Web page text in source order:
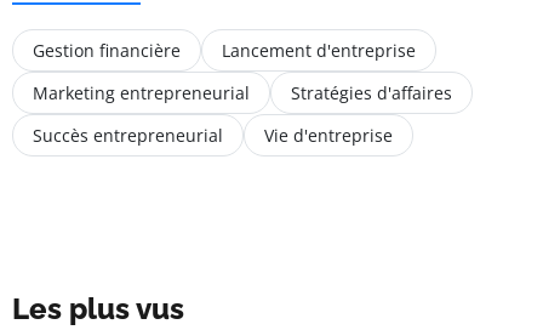
Gestion financière
Lancement d'entreprise
Marketing entrepreneurial
Stratégies d'affaires
Succès entrepreneurial
Vie d'entreprise
Les plus vus